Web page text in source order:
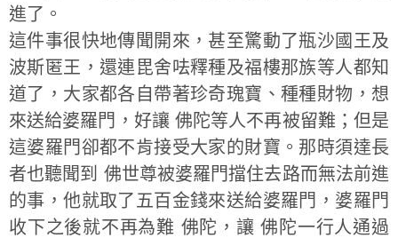
進了。
這件事很快地傳聞開來，甚至驚動了瓶沙國王及
波斯匿王，還連毘舍呿釋種及福樓那族等人都知
道了，大家都各自帶著珍奇瑰寶、種種財物，想
來送給婆羅門，好讓 佛陀等人不再被留難；但是
這婆羅門卻都不肯接受大家的財寶。那時須達長
者也聽聞到 佛世尊被婆羅門擋住去路而無法前進
的事，他就取了五百金錢來送給婆羅門，婆羅門
收下之後就不再為難 佛陀，讓 佛陀一行人通過